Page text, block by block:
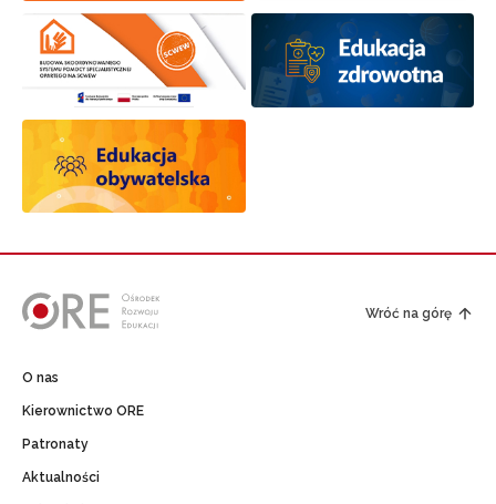
Wróć na górę
O nas
Kierownictwo ORE
Patronaty
Aktualności